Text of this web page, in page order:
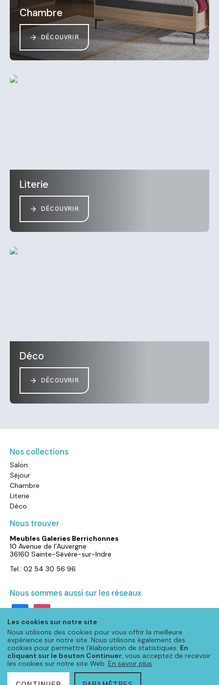
Les cookies sur notre site
Nous utilisons des cookies pour vous offrir la meilleure
expérience sur notre site. Nous utilisons également des
cookies pour permettre l'élaboration de statistiques. En
cliquant sur le bouton Continuer, vous acceptez de recevoir
les cookies sur notre site Web. En savoir plus
Chambre
DÉCOUVRIR
Literie
DÉCOUVRIR
Déco
DÉCOUVRIR
Nos collections
Salon
Séjour
Chambre
Literie
Déco
Nous trouver
Meubles Galeries Berrichonnes
10 Avenue de l’Auvergne
36160 Sainte-Sévère-sur-Indre
Tel.: 02 54 30 56 96
Nous sommes aussi sur les réseaux
facebookinstagram